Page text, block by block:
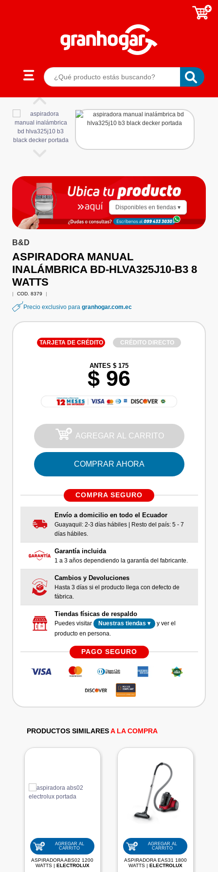
Disponibles en tiendas ▾
B&D
ASPIRADORA MANUAL
INALÁMBRICA BD-HLVA325J10-B3 8
WATTS
COD. 8379
Precio exclusivo para granhogar.com.ec
TARJETA DE CRÉDITO CRÉDITO DIRECTO
ANTES $ 175
$ 96
AGREGAR AL CARRITO
COMPRAR AHORA
COMPRA SEGURO
Envío a domicilio en todo el Ecuador
Guayaquil: 2-3 días hábiles | Resto del país: 5 - 7
días hábiles.
Garantía incluida
1 a 3 años dependiendo la garantía del fabricante.
Cambios y Devoluciones
Hasta 3 días si el producto llega con defecto de
fábrica.
Tiendas físicas de respaldo
Puedes visitar Nuestras tiendas ▾
y ver el
producto en persona.
PAGO SEGURO
PRODUCTOS SIMILARESA LA COMPRA
AGREGAR AL
CARRITO
ASPIRADORA ABS02 1200
WATTS | ELECTROLUX
AGREGAR AL
CARRITO
ASPIRADORA EAS31 1800
WATTS | ELECTROLUX